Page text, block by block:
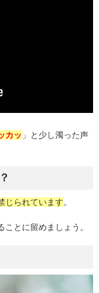
カッ 」と少し濁った声
じられています。
とに留めましょう。